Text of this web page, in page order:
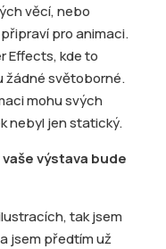
věcí, nebo
pro animaci.
Effects, kde to
žádné světoborné.
mohu svých
nebyl jen statický.
výstava bude
tak jsem
jsem předtím už